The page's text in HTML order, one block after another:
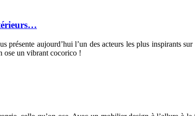
présente aujourd’hui l’un des acteurs les plus inspirants
ose un vibrant cocorico !